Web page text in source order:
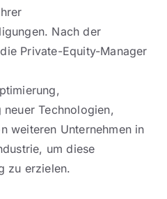
Nach der
Private-Equity-Manager
Technologien,
weiteren Unternehmen in
um diese
zu erzielen.